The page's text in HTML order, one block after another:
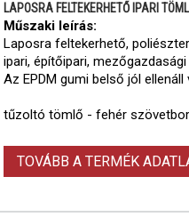
LAPOSRA FELTEKERHETŐ IPARI
Műszaki leírás:
Laposra feltekerhető,
ipari, építőipari,
Az EPDM gumi belső jól
tűzoltó tömlő - fehér
TOVÁBB A TERMÉK